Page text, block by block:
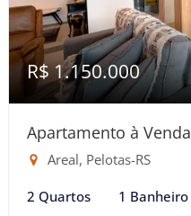
R$ 1.150.000
Apartamento à
Areal, Pelotas-RS
2 Quartos 1 Banheiro